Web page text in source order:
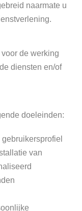
naarmate u
de werking
diensten en/of
doeleinden:
van